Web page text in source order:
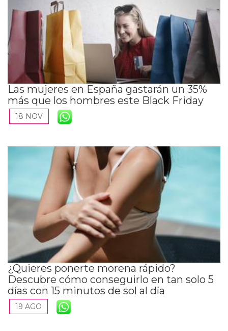
Las mujeres en España gastarán un 35%
más que los hombres este Black Friday
18 NOV
¿Quieres ponerte morena rápido?
Descubre cómo conseguirlo en tan solo 5
días con 15 minutos de sol al día
19 AGO